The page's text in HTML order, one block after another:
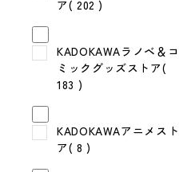
ア( 202 )
KADOKAWAラノベ＆コ
ミックグッズストア(
183 )
KADOKAWAアニメスト
ア( 8 )